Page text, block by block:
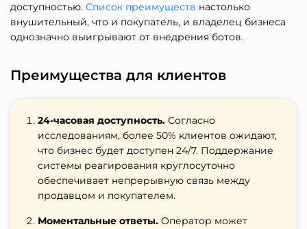
доступностью. Список преимуществ настолько
внушительный, что и покупатель, и владелец бизнеса
однозначно выигрывают от внедрения ботов.
Преимущества для клиентов
24-часовая доступность. Согласно
исследованиям, более 50% клиентов ожидают,
что бизнес будет доступен 24/7. Поддержание
системы реагирования круглосуточно
обеспечивает непрерывную связь между
продавцом и покупателем.
Моментальные ответы. Оператор может